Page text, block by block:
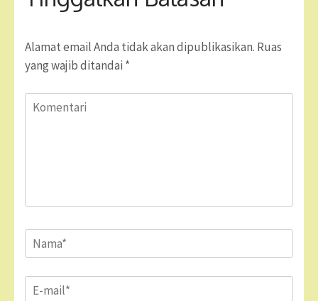
Alamat email Anda tidak akan dipublikasikan. Ruas
yang wajib ditandai *
Komentari
Name*
Email*